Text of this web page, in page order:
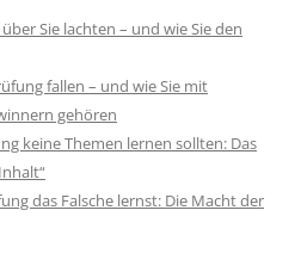
Sie lachten – und wie Sie den
fallen – und wie Sie mit
gehören
keine Themen lernen sollten: Das
das Falsche lernst: Die Macht der